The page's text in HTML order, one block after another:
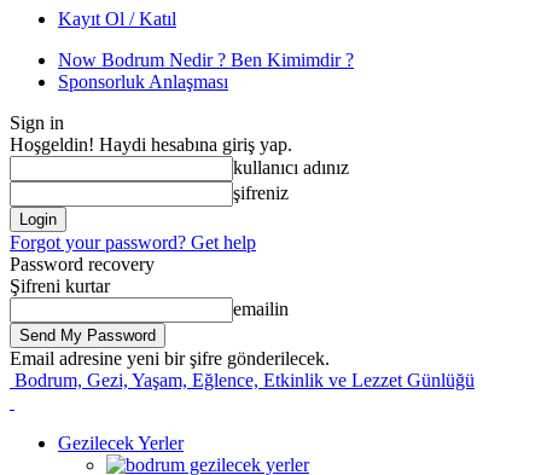
Kayıt Ol / Katıl
Now Bodrum Nedir ? Ben Kimimdir ?
Sponsorluk Anlaşması
Sign in
Hoşgeldin! Haydi hesabına giriş yap.
kullanıcı adınız
şifreniz
Forgot your password? Get help
Password recovery
Şifreni kurtar
emailin
Email adresine yeni bir şifre gönderilecek.
Bodrum, Gezi, Yaşam, Eğlence, Etkinlik ve Lezzet Günlüğü
Gezilecek Yerler